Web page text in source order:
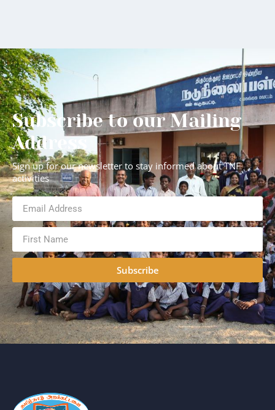
Subscribe to our Mailing
Address
Sign up for our newsletter to stay informed about TNF
activities
Subscribe